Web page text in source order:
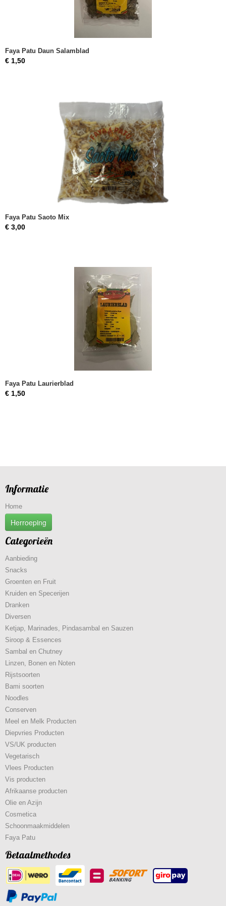
Faya Patu Daun Salamblad
€ 1,50
Faya Patu Saoto Mix
€ 3,00
Faya Patu Laurierblad
€ 1,50
Informatie
Home
Herroeping
Categorieën
Aanbieding
Snacks
Groenten en Fruit
Kruiden en Specerijen
Dranken
Diversen
Ketjap, Marinades, Pindasambal en Sauzen
Siroop & Essences
Sambal en Chutney
Linzen, Bonen en Noten
Rijstsoorten
Bami soorten
Noodles
Conserven
Meel en Melk Producten
Diepvries Producten
VS/UK producten
Vegetarisch
Vlees Producten
Vis producten
Afrikaanse producten
Olie en Azijn
Cosmetica
Schoonmaakmiddelen
Faya Patu
Betaalmethodes